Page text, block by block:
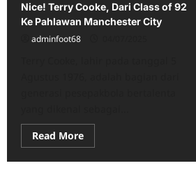
Nice! Terry Cooke, Dari Class of 92
Ke Pahlawan Manchester City
adminfoot68
Read MoreRead
more
Nice!